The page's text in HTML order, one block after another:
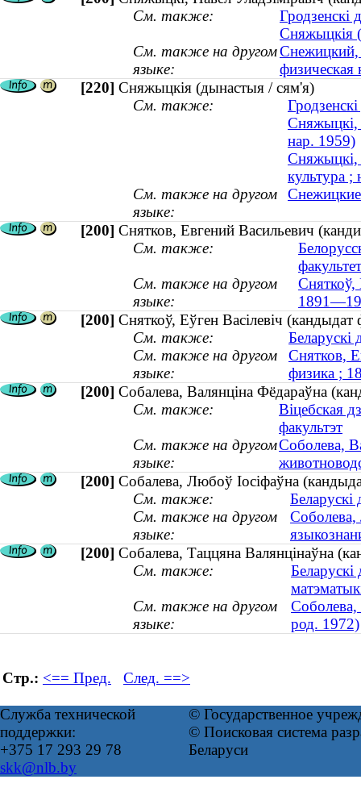
См. также:
Гродзенскі
Сняжыцкія
См. также на другом
языке:
Снежицкий,
физическая
[220] Сняжыцкія (дынастыя / сям'я)
См. также:
Сняжыцкі,
нар. 1959)
Сняжыцкі,
культура ;
См. также на другом
языке:
[200] Снятков, Евгений Васильевич
См. также:
факультет
См. также на другом
языке:
Сняткоў,
[200] Сняткоў, Еўген Васілевіч
См. также:
Беларускі
См. также на другом
языке:
Снятков,
физика ;
[200] Собалева, Валянціна Фёдараўна
См. также:
Віцебская
факультэт
См. также на другом
языке:
Соболева,
[200] Собалева, Любоў Iосiфаўна
См. также:
Беларускі
См. также на другом
языке:
Соболева,
[200] Собалева, Таццяна Валянцiнаўна
См. также:
См. также на другом
языке:
Соболева,
род. 1972)
Стр.: <== Пред. След. ==>
Служба технической
поддержки:
+375 17 293 29 78
skk@nlb.by
© Государственное
© Поисковая система
Беларуси